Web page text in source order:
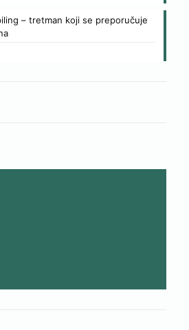
– tretman koji se preporučuje